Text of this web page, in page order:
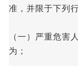
准，并限于下列
（一）严重危害
为；